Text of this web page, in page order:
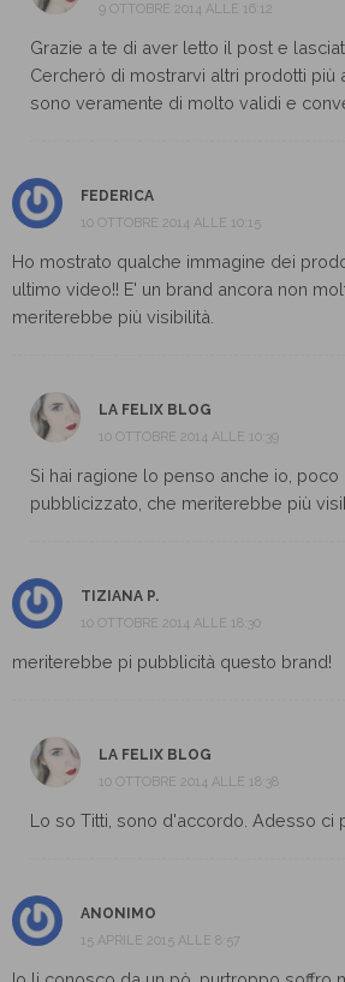
9 OTTOBRE 2014 ALLE 16:12
Grazie a te di aver letto il post e
Cercherò di mostrarvi altri prodotti più
sono veramente di molto validi e
FEDERICA
10 OTTOBRE 2014 ALLE 10:15
Ho mostrato qualche immagine dei
ultimo video!! E' un brand ancora non
meriterebbe più visibilità.
LA FELIX BLOG
10 OTTOBRE 2014 ALLE 10:39
Si hai ragione lo penso anche io,
pubblicizzato, che meriterebbe più
TIZIANA P.
10 OTTOBRE 2014 ALLE 18:30
meriterebbe pi pubblicità questo brand!
LA FELIX BLOG
10 OTTOBRE 2014 ALLE 18:38
Lo so Titti, sono d'accordo. Adesso ci
ANONIMO
15 APRILE 2015 ALLE 8:57